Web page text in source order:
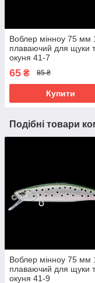
Воблер мінноу 75 мм
плаваючий для щуки
окуня 41-7
65 ₴ 85 ₴
Купити
Подібні товари
Воблер мінноу 75 мм
плаваючий для щуки
окуня 41-9